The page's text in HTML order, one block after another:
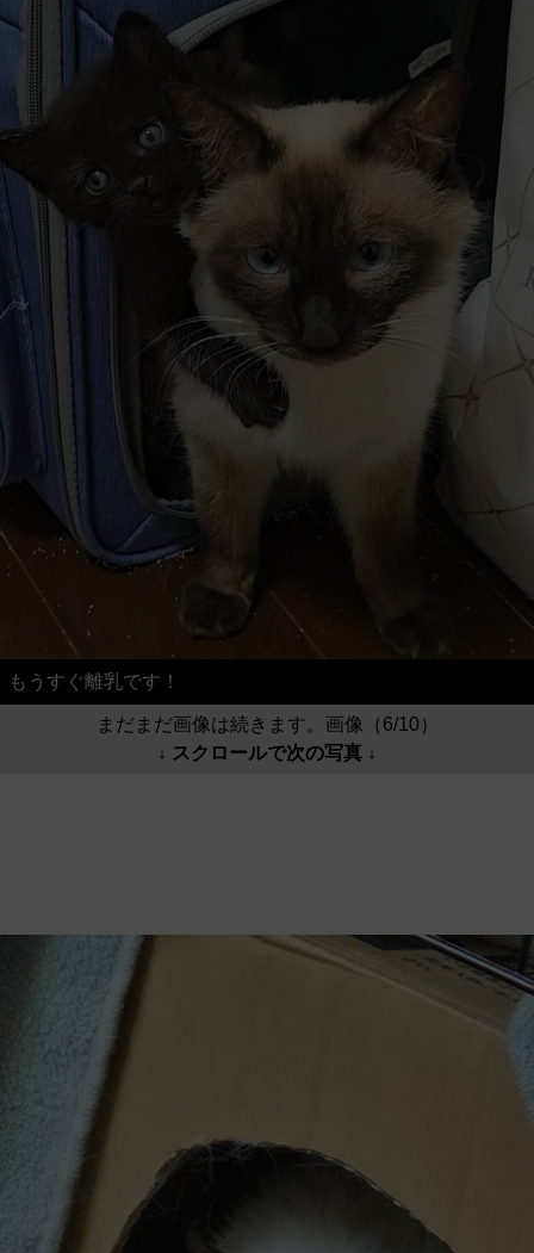
もうすぐ離乳です！
まだまだ画像は続きます。画像（6/10）
↓ スクロールで次の写真 ↓